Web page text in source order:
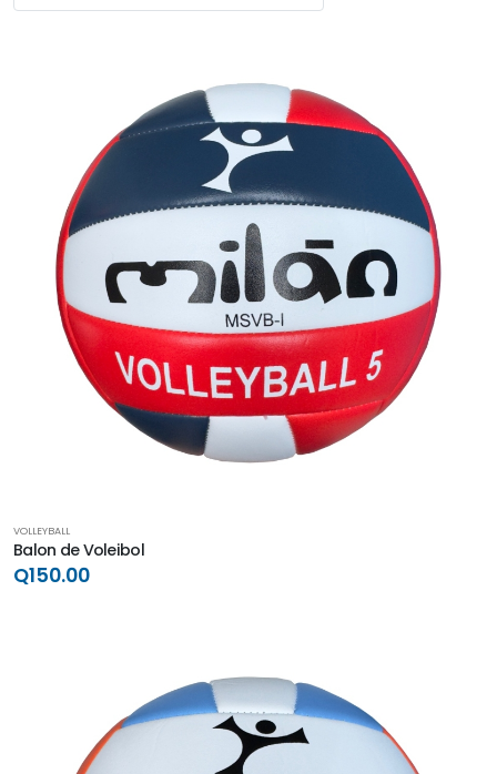
VOLLEYBALL
Balon de Voleibol
Q150.00